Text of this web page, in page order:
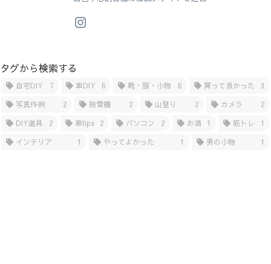
タグから検索する
自宅DIY 7 車DIY 6 靴・服・小物 6 買って良かった
3
写真作例
2 除雪機 2 山登り 2 カメラ
2
DIY道具
2 車tips 2 パソコン 2 お酒 1 筋トレ
1
インテリア
1 やってよかった 1 男の小物 1